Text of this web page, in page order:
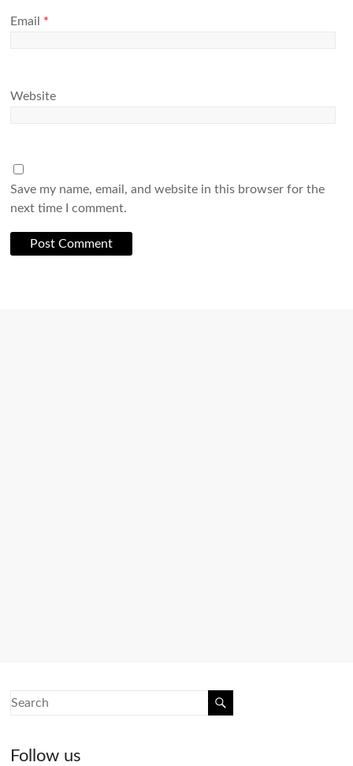
Email *
Website
Save my name, email, and website in this browser for the
next time I comment.
Follow us